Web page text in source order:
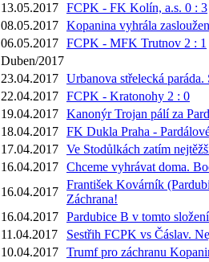
13.05.2017 FCPK - FK Kolín, a.s. 0 : 3
08.05.2017 Kopanina vyhrála
06.05.2017 FCPK - MFK Trutnov 2 : 1
Duben/2017
23.04.2017 Urbanova střelecká
22.04.2017 FCPK - Kratonohy 2 : 0
19.04.2017 Kanonýr Trojan pálí za
18.04.2017 FK Dukla Praha -
17.04.2017 Ve Stodůlkách zatím
16.04.2017 Chceme vyhrávat doma.
16.04.2017
František Kovárník
Záchrana!
16.04.2017 Pardubice B v tomto
11.04.2017
Sestřih FCPK vs Čáslav.
10.04.2017 Trumf pro záchranu